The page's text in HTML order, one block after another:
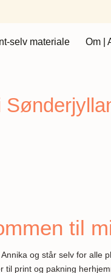
selv materiale Om |
til
og står selv for alle
til print og pakning